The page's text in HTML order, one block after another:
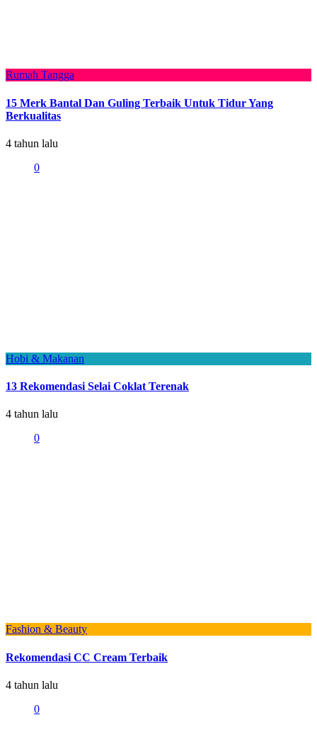
Rumah Tangga
15 Merk Bantal Dan Guling Terbaik Untuk Tidur Yang
Berkualitas
4 tahun lalu
0
Hobi & Makanan
13 Rekomendasi Selai Coklat Terenak
4 tahun lalu
0
Fashion & Beauty
Rekomendasi CC Cream Terbaik
4 tahun lalu
0